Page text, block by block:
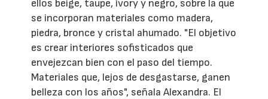
ellos beige, taupe, ivory y negro, sobre la que
se incorporan materiales como madera,
piedra, bronce y cristal ahumado. "El objetivo
es crear interiores sofisticados que
envejezcan bien con el paso del tiempo.
Materiales que, lejos de desgastarse, ganen
belleza con los años", señala Alexandra. El